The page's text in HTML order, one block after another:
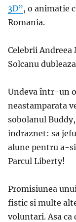
3D”, o animatie
Romania.
Celebrii Andreea
Solcanu
Undeva într-un
neastamparata
sobolanul
indraznet: sa
alune pentru a-
Parcul Liberty!
Promisiunea
fistic si multe
voluntari. Asa ca